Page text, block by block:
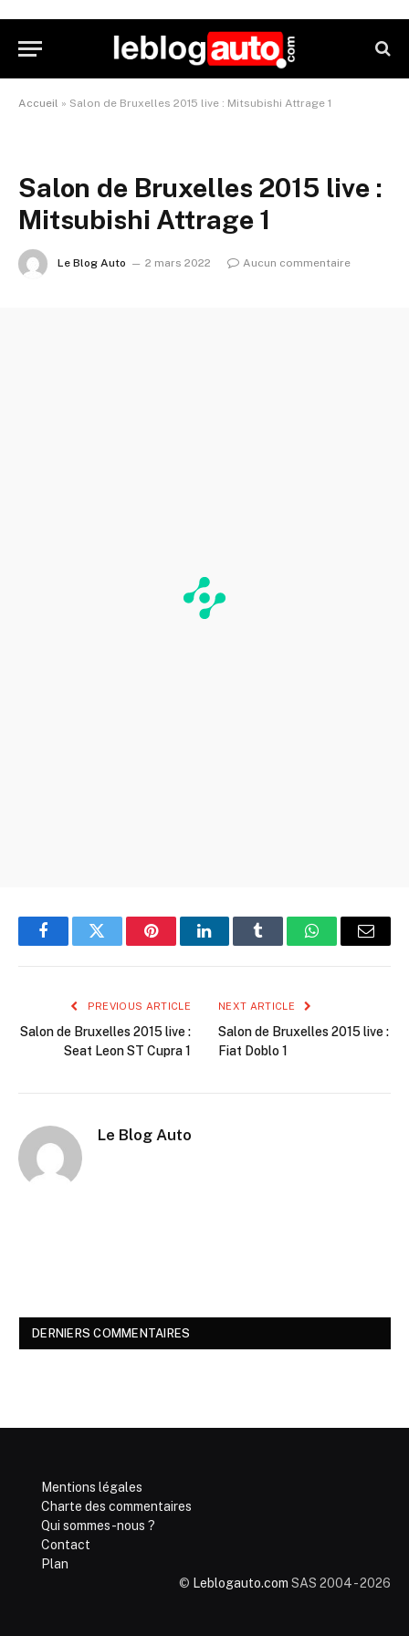
Accueil » Salon de Bruxelles 2015 live : Mitsubishi Attrage 1
Salon de Bruxelles 2015 live :
Mitsubishi Attrage 1
Le Blog Auto 2 mars 2022 Aucun commentaire
FacebookTwitter PinterestLinkedInTumblr WhatsAppEmail
PREVIOUS ARTICLE
Salon de Bruxelles 2015 live :
Seat Leon ST Cupra 1
NEXT ARTICLE
Salon de Bruxelles 2015 live :
Fiat Doblo 1
Le Blog Auto
DERNIERS COMMENTAIRES
Mentions légales
Charte des commentaires
Qui sommes-nous ?
Contact
Plan
© Leblogauto.com SAS 2004 - 2026